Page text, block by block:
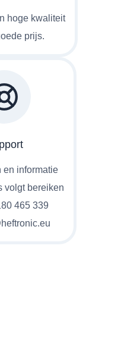
hoge kwaliteit
prijs.
en informatie
volgt bereiken
465 339